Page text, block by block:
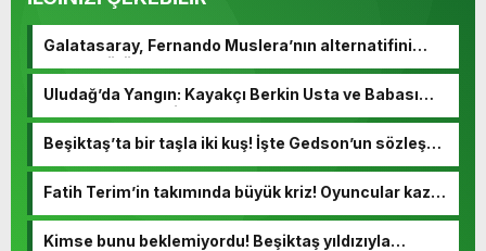
Galatasaray, Fernando Muslera’nın alternatifini
buldu! Görüşmeler başladı
Uludağ’da Yangın: Kayakçı Berkin Usta ve Babası
Hayatını Kaybetti
Beşiktaş’ta bir taşla iki kuş! İşte Gedson’un sözleşme
Fatih Terim’in takımında büyük kriz! Oyuncular kazan
Kimse bunu beklemiyordu! Beşiktaş yıldızıyla